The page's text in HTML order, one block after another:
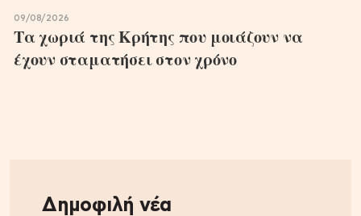
09/08/2026
Τα χωριά της Κρήτης που μοιάζουν να
έχουν σταματήσει στον χρόνο
Δημοφιλή νέα